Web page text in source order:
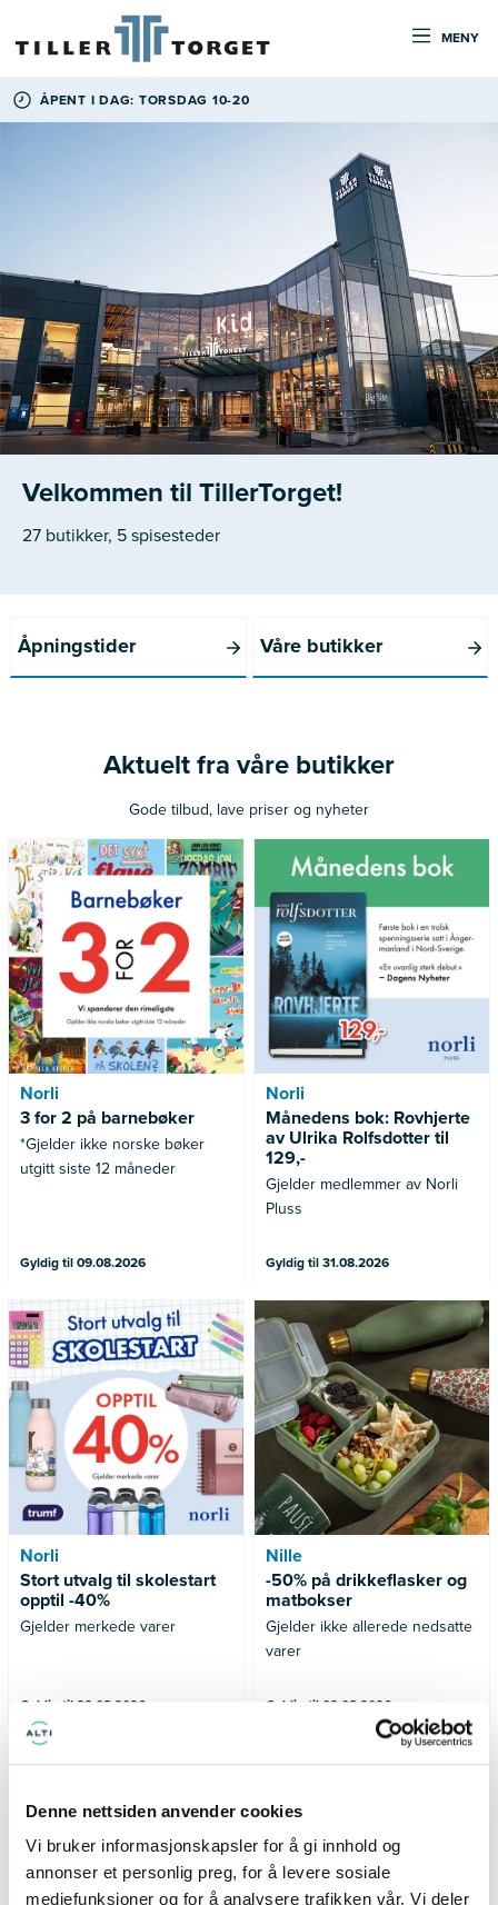
Denne nettsiden anvender cookies
Vi bruker informasjonskapsler for å gi innhold og
annonser et personlig preg, for å levere sosiale
mediefunksjoner og for å analysere trafikken vår. Vi deler
MENY
ÅPENT I DAG: TORSDAG 10-20
Velkommen til TillerTorget!
27 butikker, 5 spisesteder
Åpningstider Våre butikker
Aktuelt fra våre butikker
Gode tilbud, lave priser og nyheter
Norli
3 for 2 på barnebøker
*Gjelder ikke norske bøker
utgitt siste 12 måneder
Gyldig til 09.08.2026
*Gjelder ikke norske bøker
utgitt siste 12 måneder
Norli
Månedens bok: Rovhjerte
av Ulrika Rolfsdotter til
129,-
Gjelder medlemmer av Norli
Pluss
Gyldig til 31.08.2026
Gjelder medlemmer av Norli
Norli
Stort utvalg til skolestart
opptil -40%
Gjelder merkede varer
Gyldig til 23.08.2026
Gjelder merkede varer
Nille
-50% på drikkeflasker og
matbokser
Gjelder ikke allerede nedsatte
varer
Gyldig til 09.08.2026
Gjelder ikke allerede nedsatte
varer
SE FLERE TILBUD